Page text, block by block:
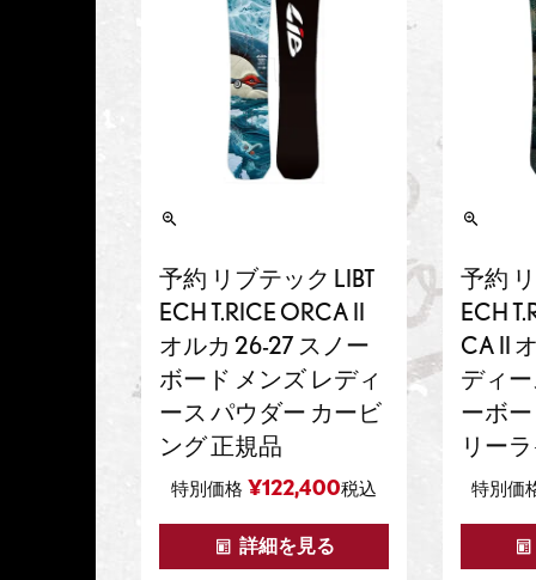
予約 リブテック LIBT
ECH T.RICE ORCA II
オルカ 26-27 スノー
ボード メンズ レディ
ース パウダー カービ
ング 正規品
特別価格 ¥122,400税込
詳細を見る
予約
ECH
CA II
ディ
ーボ
リー
特別価